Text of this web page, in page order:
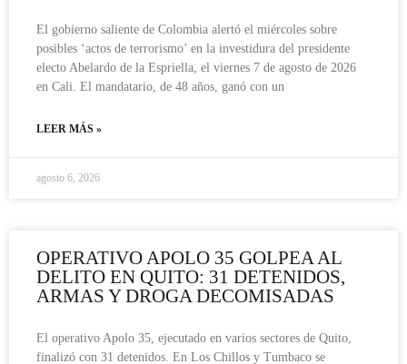
El gobierno saliente de Colombia alertó el miércoles sobre
posibles ‘actos de terrorismo’ en la investidura del presidente
electo Abelardo de la Espriella, el viernes 7 de agosto de 2026
en Cali. El mandatario, de 48 años, ganó con un
LEER MÁS »
agosto 6, 2026
OPERATIVO APOLO 35 GOLPEA AL
DELITO EN QUITO: 31 DETENIDOS,
ARMAS Y DROGA DECOMISADAS
El operativo Apolo 35, ejecutado en varios sectores de Quito,
finalizó con 31 detenidos. En Los Chillos y Tumbaco se